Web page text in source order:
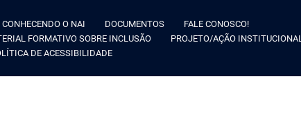
CONHECENDO O NAI DOCUMENTOS
FALE CONOSCO!
FORMATIVO SOBRE INCLUSÃO
PROJETO/AÇÃO INSTITUCIONAL
DE ACESSIBILIDADE